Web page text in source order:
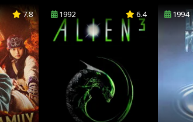
7.8 1992 6.4 1994